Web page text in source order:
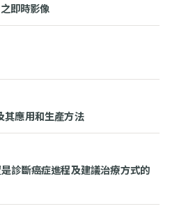
即時影像
應用和生產方法
診斷癌症進程及建議治療方式的